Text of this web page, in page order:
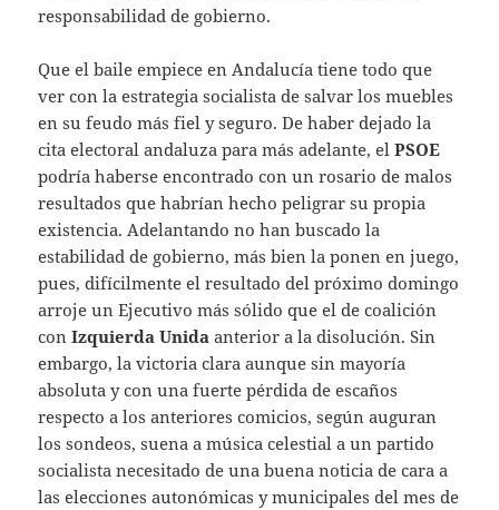
responsabilidad de gobierno.
Que el baile empiece en Andalucía tiene todo que
ver con la estrategia socialista de salvar los muebles
en su feudo más fiel y seguro. De haber dejado la
cita electoral andaluza para más adelante, elPSOE
podría haberse encontrado con un rosario de malos
resultados que habrían hecho peligrar su propia
existencia. Adelantando no han buscado la
estabilidad de gobierno, más bien la ponen en juego,
pues, difícilmente el resultado del próximo domingo
arroje un Ejecutivo más sólido que el de coalición
conIzquierda Unida anterior a la disolución. Sin
embargo, la victoria clara aunque sin mayoría
absoluta y con una fuerte pérdida de escaños
respecto a los anteriores comicios, según auguran
los sondeos, suena a música celestial a un partido
socialista necesitado de una buena noticia de cara a
las elecciones autonómicas y municipales del mes de